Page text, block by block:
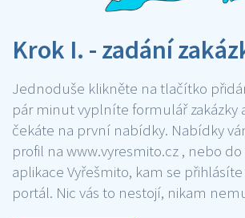
Krok I. - zadání
Jednoduše klikněte na tlačítko
pár minut vyplníte formulář zakázky
čekáte na první nabídky. Nabídky
profil na www.vyresmito.cz , nebo
aplikace Vyřešmito, kam se
portál. Nic vás to nestojí, nikam